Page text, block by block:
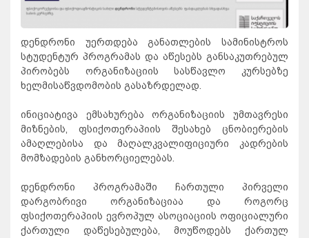
დენდრონი უერთდება განათლების სამინისტროს
სტუდენტურ პროგრამას და აწესებს განსაკუთრებულ
პირობებს ორგანიზაციის სასწავლო კურსებზე
ხელმისაწვდომობის გასაზრდელად.
ინიციატივა ემსახურება ორგანიზაციის უმთავრესი
მიზნების, ფსიქოთერაპიის შესახებ ცნობიერების
ამაღლებისა და მაღალკვალიფიციური კადრების
მომზადების განხორციელებას.
დენდრონი პროგრამაში ჩართული პირველი
დარგობრივი ორგანიზაციაა და როგორც
ფსიქოთერაპიის ევროპულ ასოციაციის ოფიციალური
ქართული დაწესებულება, მოუწოდებს ქართულ